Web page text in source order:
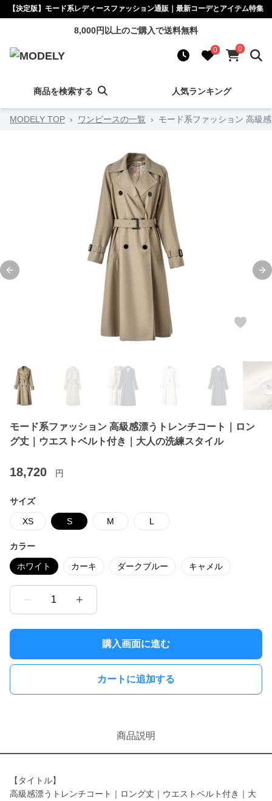
【決定版】モード系レディースファッション通販｜最新コーデとアイテム特集
8,000円以上のご購入で送料無料
0 0
商品を検索する 人気ランキング
MODELY TOP › ワンピースの一覧 › モード系ファッション 高級
Previous slide
モード系ファッション 高級感漂うトレンチコート｜ロン
グ丈｜ウエストベルト付き｜大人の洗練スタイル
18,720 円
サイズ
XS S M L
カラー
ホワイト カーキ ダークブルー キャメル
1
購入画面に進む
カートに追加する
商品説明
【タイトル】
高級感漂うトレンチコート｜ロング丈｜ウエストベルト付き｜大